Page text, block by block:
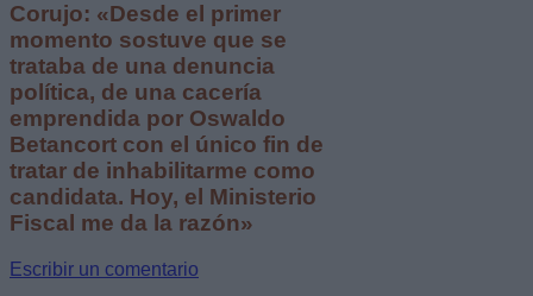
Corujo: «Desde el primer
momento sostuve que se
trataba de una denuncia
política, de una cacería
emprendida por Oswaldo
Betancort con el único fin de
tratar de inhabilitarme como
candidata. Hoy, el Ministerio
Fiscal me da la razón»
Escribir un comentario